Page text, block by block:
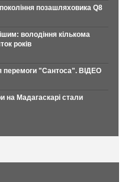
позашляховика Q8
володіння кількома
років
перемоги "Сантоса". ВІДЕО
на Мадагаскарі стали